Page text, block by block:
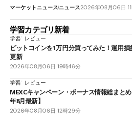
マーケットニュースニュース2026年08月06日
学習カテゴリ新着
学習 レビュー
ビットコインを1万円分買ってみた！運用損
更新
2026年08月06日 19時46分
学習 レビュー
MEXCキャンペーン・ボーナス情報総まと
年8月最新】
2026年08月06日 12時29分